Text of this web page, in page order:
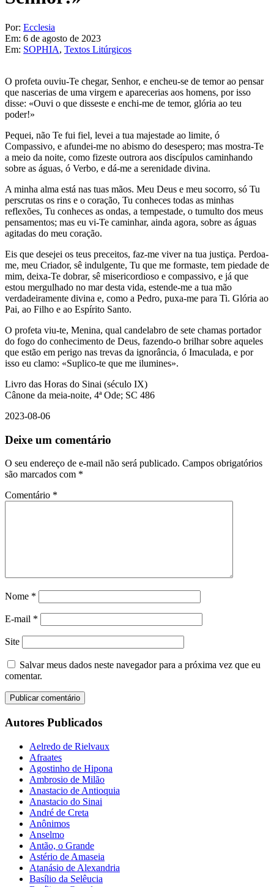
Por: Ecclesia
Em: 6 de agosto de 2023
Em: SOPHIA, Textos Litúrgicos
O profeta ouviu-Te chegar, Senhor, e encheu-se de temor ao pensar
que nascerias de uma virgem e aparecerias aos homens, por isso
disse: «Ouvi o que disseste e enchi-me de temor, glória ao teu
poder!»
Pequei, não Te fui fiel, levei a tua majestade ao limite, ó
Compassivo, e afundei-me no abismo do desespero; mas mostra-Te
a meio da noite, como fizeste outrora aos discípulos caminhando
sobre as águas, ó Verbo, e dá-me a serenidade divina.
A minha alma está nas tuas mãos. Meu Deus e meu socorro, só Tu
perscrutas os rins e o coração, Tu conheces todas as minhas
reflexões, Tu conheces as ondas, a tempestade, o tumulto dos meus
pensamentos; mas eu vi-Te caminhar, ainda agora, sobre as águas
agitadas do meu coração.
Eis que desejei os teus preceitos, faz-me viver na tua justiça. Perdoa-
me, meu Criador, sê indulgente, Tu que me formaste, tem piedade de
mim, deixa-Te dobrar, sê misericordioso e compassivo, e já que
estou mergulhado no mar desta vida, estende-me a tua mão
verdadeiramente divina e, como a Pedro, puxa-me para Ti. Glória ao
Pai, ao Filho e ao Espírito Santo.
O profeta viu-te, Menina, qual candelabro de sete chamas portador
do fogo do conhecimento de Deus, fazendo-o brilhar sobre aqueles
que estão em perigo nas trevas da ignorância, ó Imaculada, e por
isso eu clamo: «Suplico-te que me ilumines».
Livro das Horas do Sinai (século IX)
Cânone da meia-noite, 4ª Ode; SC 486
2023-08-06
Deixe um comentário
O seu endereço de e-mail não será publicado. Campos obrigatórios
são marcados com *
Comentário *
Nome *
E-mail *
Site
Salvar meus dados neste navegador para a próxima vez que eu
comentar.
Autores Publicados
Aelredo de Rielvaux
Afraates
Agostinho de Hipona
Ambrosio de Milão
Anastacio de Antioquia
Anastacio do Sinai
André de Creta
Anônimos
Anselmo
Antão, o Grande
Astério de Amaseia
Atanásio de Alexandria
Basílio da Selêucia